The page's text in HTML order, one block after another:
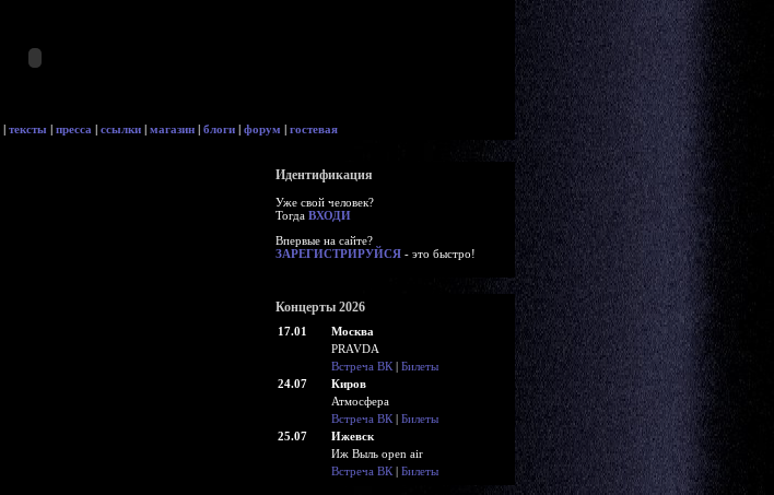
| тексты | пресса | ссылки | магазин | блоги | форум | гостевая
Идентификация
Уже свой человек?
Тогда ВХОДИ
Впервые на сайте?
ЗАРЕГИСТРИРУЙСЯ - это быстро!
Концерты 2026
17.01
Москва
PRAVDA
Встреча ВК | Билеты
24.07
Киров
Атмосфера
Встреча ВК | Билеты
25.07
Ижевск
Иж Выль open air
Встреча ВК | Билеты